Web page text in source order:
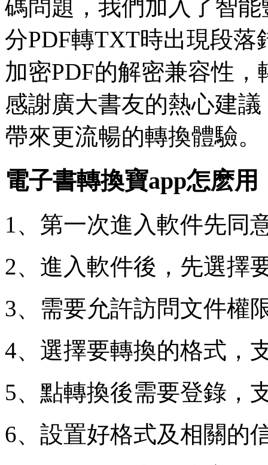
碼問題，我們加入了智
分PDF轉TXT時出現段
加密PDF的解密兼容性
感謝廣大書友的熱心建
帶來更流暢的轉換體驗。
電子書轉換寶app怎麽用
1、第一次進入軟件先同
2、進入軟件後，先選擇
3、需要允許訪問文件權
4、選擇要轉換的格式，
5、點轉換後需要登錄，
6、設置好格式及相關的